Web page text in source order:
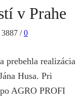
v Prahe
3887 / 0
prebehla realizácia
Husa. Pri
AGRO PROFI